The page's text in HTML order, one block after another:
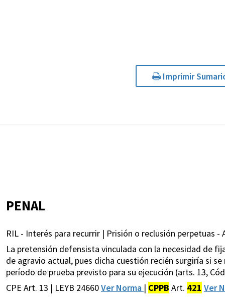
Imprimir
PENAL
RIL - Interés para recurrir | Prisión o reclusión perpetuas
La pretensión defensista vinculada con la necesidad de
de agravio actual, pues dicha cuestión recién surgiría si
período de prueba previsto para su ejecución (arts. 13,
CPE Art. 13 | LEYB 24660Ver Norma | CPPB Art. 421 Ver